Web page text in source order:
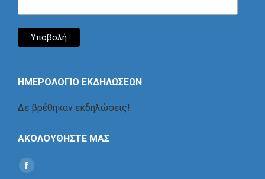
ΗΜΕΡΟΛΟΓΙΟ ΕΚΔΗΛΩΣΕΩΝ
Δε βρέθηκαν εκδηλώσεις!
ΑΚΟΛΟΥΘΗΣΤΕ ΜΑΣ
Find us on:
Social